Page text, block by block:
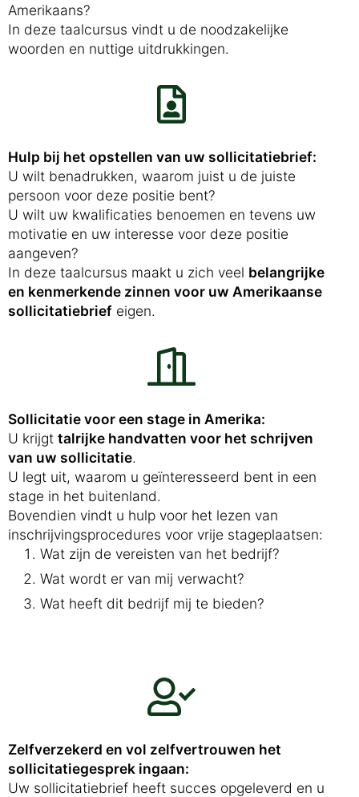
Amerikaans?
In deze taalcursus vindt u de noodzakelijke
woorden en nuttige uitdrukkingen.
Hulp bij het opstellen van uw sollicitatiebrief:
U wilt benadrukken, waarom juist u de juiste
persoon voor deze positie bent?
U wilt uw kwalificaties benoemen en tevens uw
motivatie en uw interesse voor deze positie
aangeven?
In deze taalcursus maakt u zich veel belangrijke
en kenmerkende zinnen voor uw Amerikaanse
sollicitatiebrief eigen.
Sollicitatie voor een stage in Amerika:
U krijgt talrijke handvatten voor het schrijven
van uw sollicitatie.
U legt uit, waarom u geïnteresseerd bent in een
stage in het buitenland.
Bovendien vindt u hulp voor het lezen van
inschrijvingsprocedures voor vrije stageplaatsen:
Wat zijn de vereisten van het bedrijf?
Wat wordt er van mij verwacht?
Wat heeft dit bedrijf mij te bieden?
Zelfverzekerd en vol zelfvertrouwen het
sollicitatiegesprek ingaan:
Uw sollicitatiebrief heeft succes opgeleverd en u